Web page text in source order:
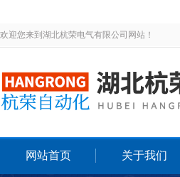
欢迎您来到湖北杭荣电气有限公司网站！
网站首页 关于我们